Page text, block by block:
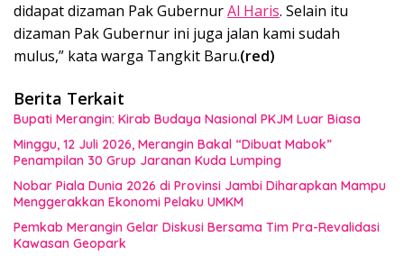
didapat dizaman Pak GubernurAl Haris. Selain itu
dizaman Pak Gubernur ini juga jalan kami sudah
mulus,” kata warga Tangkit Baru.(red)
Berita Terkait
Bupati Merangin: Kirab Budaya Nasional PKJM Luar Biasa
Minggu, 12 Juli 2026, Merangin Bakal “Dibuat Mabok”
Penampilan 30 Grup Jaranan Kuda Lumping
Nobar Piala Dunia 2026 di Provinsi Jambi Diharapkan Mampu
Menggerakkan Ekonomi Pelaku UMKM
Pemkab Merangin Gelar Diskusi Bersama Tim Pra-Revalidasi
Kawasan Geopark